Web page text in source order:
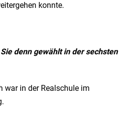
konnte.
denn gewählt in der sechsten
war in der Realschule im